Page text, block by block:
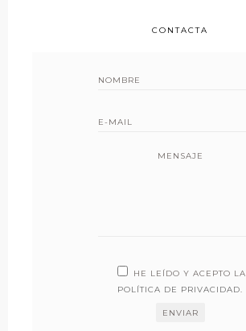
CONTACTA
MENSAJE
HE LEÍDO Y ACEPTO LA
POLÍTICA DE PRIVACIDAD.